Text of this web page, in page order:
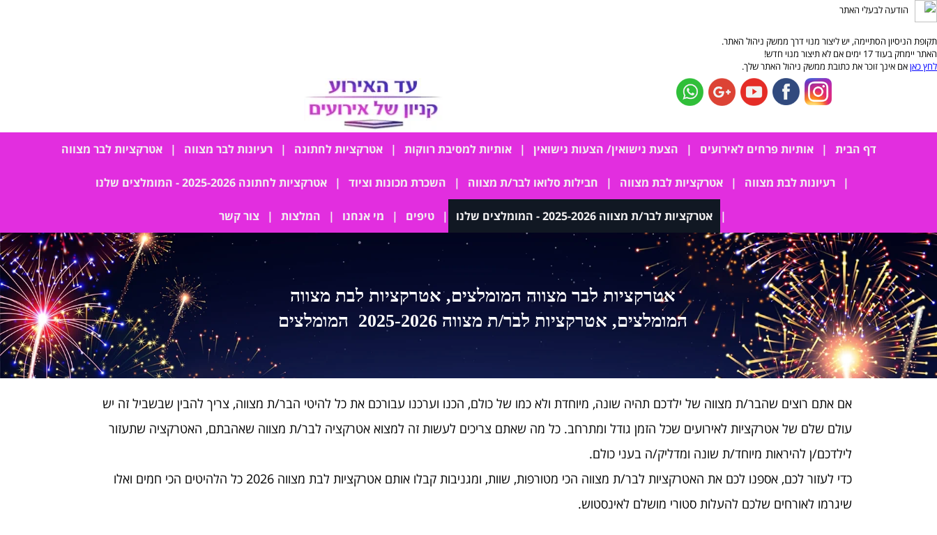
הודעה לבעלי האתר
תקופת הניסיון הסתיימה, יש ליצור מנוי דרך ממשק ניהול האתר.
האתר יימחק בעוד 17 ימים אם לא תיצור מנוי חדש!
לחץ כאןאם אינך זוכר את כתובת ממשק ניהול האתר שלך.
דף הבית אותיות פרחים לאירועים הצעת נישואין/ הצעות נישואין אותיות למסיבת רווקות אטרקציות לחתונה רעיונות לבר מצווה אטרקציות לבר מצווה
רעיונות לבת מצווה אטרקציות לבת מצווה חבילות סלואו לבר/ת מצווה השכרת מכונות וציוד אטרקציות לחתונה 2025-2026 - המומלצים שלנו
אטרקציות לבר/ת מצווה 2025-2026 - המומלצים שלנו טיפים מי אנחנו המלצות צור קשר
אטרקציות לבר מצווה המומלצים, אטרקציות לבת מצווה
המומלצים, אטרקציות לבר/ת מצווה 2025-2026
המומלצים
אם אתם רוצים שהבר/ת מצווה של ילדכם תהיה שונה, מיוחדת ולא כמו של כולם, הכנו וערכנו עבורכם את כל להיטי הבר/ת מצווה, צריך להבין שבשביל זה יש
עולם שלם של אטרקציות לאירועים שכל הזמן גודל ומתרחב. כל מה שאתם צריכים לעשות זה למצוא אטרקציה לבר/ת מצווה שאהבתם, האטרקציה שתעזור
לילדכם/ן להיראות מיוחד/ת שונה ומדליק/ה בעני כולם.
כדי לעזור לכם, אספנו לכם את האטרקציות לבר/ת מצווה הכי מטורפות, שוות, ומגניבות קבלו אותם אטרקציות לבת מצווה 2026 כל הלהיטים הכי חמים ואלו
שיגרמו לאורחים שלכם להעלות סטורי מושלם לאינסטוש.